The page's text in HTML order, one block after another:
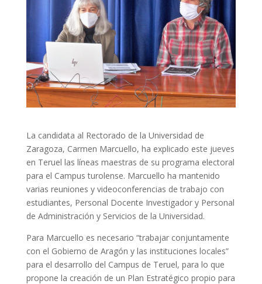
La candidata al Rectorado de la Universidad de
Zaragoza, Carmen Marcuello, ha explicado este jueves
en Teruel las líneas maestras de su programa electoral
para el Campus turolense. Marcuello ha mantenido
varias reuniones y videoconferencias de trabajo con
estudiantes, Personal Docente Investigador y Personal
de Administración y Servicios de la Universidad.
Para Marcuello es necesario “trabajar conjuntamente
con el Gobierno de Aragón y las instituciones locales”
para el desarrollo del Campus de Teruel, para lo que
propone la creación de un Plan Estratégico propio para